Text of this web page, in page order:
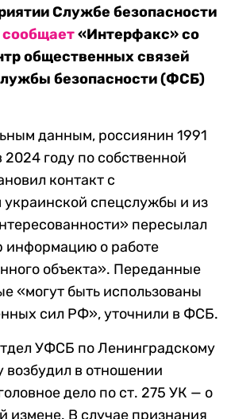
Службе безопасности
сообщает«Интерфакс» со
общественных связей
безопасности (ФСБ)
данным, россиянин 1991
году по собственной
контакт с
украинской спецслужбы и из
пересылал
информацию о работе
объекта». Переданные
«могут быть использованы
сил РФ», уточнили в ФСБ.
УФСБ по Ленинградскому
возбудил в отношении
дело по ст. 275 УК — о
измене. В случае признания